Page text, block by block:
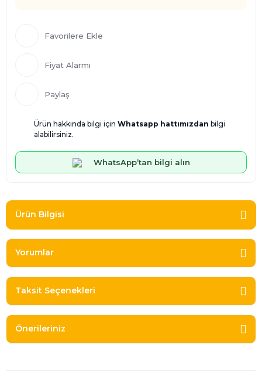
Fiyat Alarmı
Paylaş
Ürün hakkında bilgi için Whatsapp hattımızdan bilgi
alabilirsiniz.
WhatsApp’tan bilgi alın
Ürün Bilgisi
Yorumlar
Taksit Seçenekleri
Önerileriniz